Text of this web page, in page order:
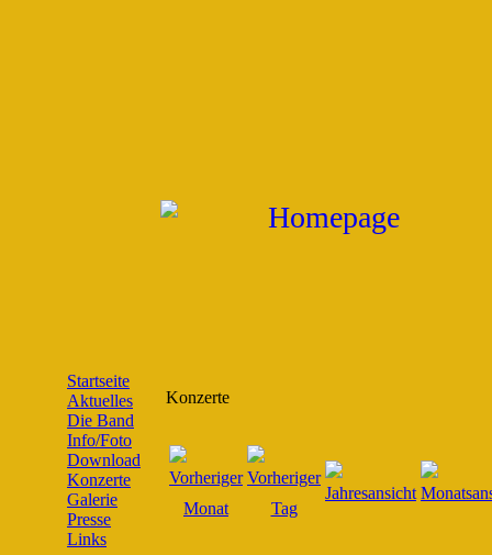
Startseite
Aktuelles
Die Band
Info/Foto
Download
Konzerte
Galerie
Presse
Links
Konzerte